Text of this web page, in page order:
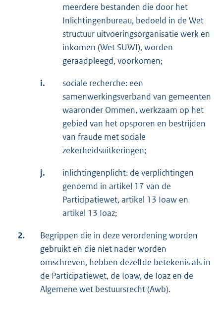
meerdere bestanden die door het
Inlichtingenbureau, bedoeld in de Wet
structuur uitvoeringsorganisatie werk en
inkomen (Wet SUWI), worden
geraadpleegd, voorkomen;
i.
sociale recherche: een
samenwerkingsverband van gemeenten
waaronder Ommen, werkzaam op het
gebied van het opsporen en bestrijden
van fraude met sociale
zekerheidsuitkeringen;
j.
inlichtingenplicht: de verplichtingen
genoemd in artikel 17 van de
Participatiewet, artikel 13 Ioaw en
artikel 13 Ioaz;
2.
Begrippen die in deze verordening worden
gebruikt en die niet nader worden
omschreven, hebben dezelfde betekenis als in
de Participatiewet, de Ioaw, de Ioaz en de
Algemene wet bestuursrecht (Awb).